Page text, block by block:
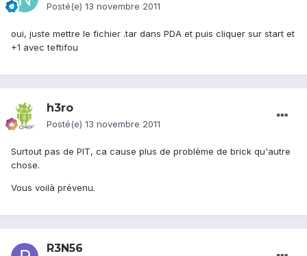
Posté(e) 13 novembre 2011
oui, juste mettre le fichier .tar dans PDA et puis cliquer sur start et
+1 avec teftifou
h3ro
Posté(e) 13 novembre 2011
Surtout pas de PIT, ca cause plus de problème de brick qu'autre
chose.
Vous voilà prévenu.
R3N56